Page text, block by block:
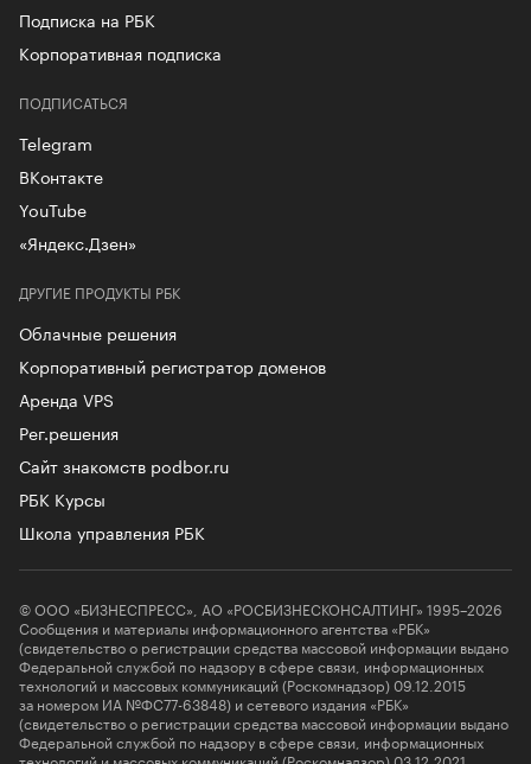
Подписка на РБК
Корпоративная подписка
ДРУГИЕ ПРОДУКТЫ РБК
Облачные решения
Корпоративный регистратор доменов
Аренда VPS
Рег.решения
Сайт знакомств podbor.ru
РБК Курсы
Школа управления РБК
ПОДПИСАТЬСЯ
Telegram
ВКонтакте
YouTube
«Яндекс.Дзен»
© ООО «БИЗНЕСПРЕСС», АО «РОСБИЗНЕСКОНСАЛТИНГ» 1995–2026
Сообщения и материалы информационного агентства «РБК»
(свидетельство о регистрации средства массовой информации выдано
Федеральной службой по надзору в сфере связи, информационных
технологий и массовых коммуникаций (Роскомнадзор) 09.12.2015
за номером ИА №ФС77-63848) и сетевого издания «РБК»
(свидетельство о регистрации средства массовой информации выдано
Федеральной службой по надзору в сфере связи, информационных
технологий и массовых коммуникаций (Роскомнадзор) 03.12.2021